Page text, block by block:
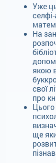
Уже
На
якою
свої
про
ще